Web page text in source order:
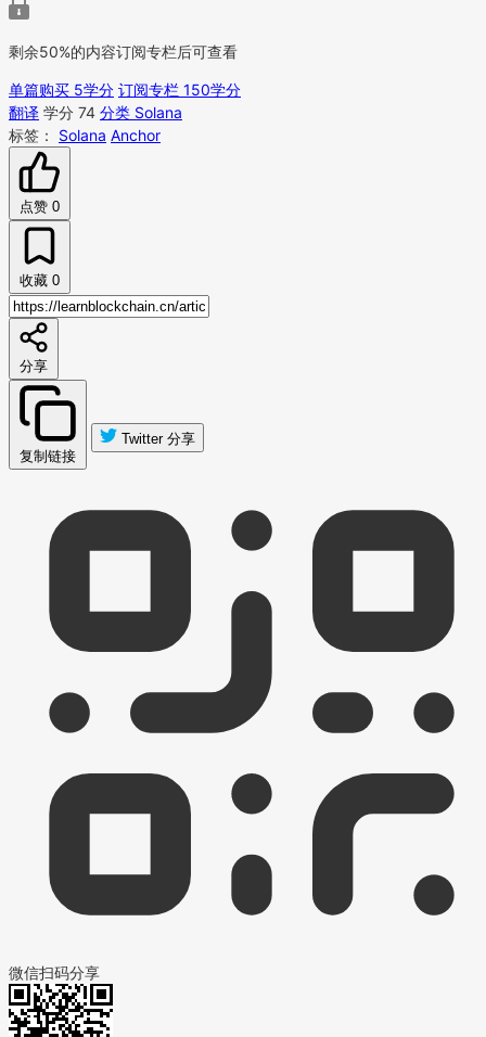
剩余50%的内容订阅专栏后可查看
单篇购买 5学分 订阅专栏 150学分
翻译 学分 74 分类 Solana
标签：
Solana Anchor
点赞 0
收藏 0
分享
复制链接
Twitter 分享
微信扫码分享